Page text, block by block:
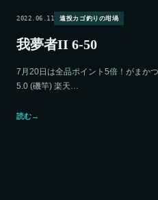
2022.06.11 遠投カゴ釣りの坩堝
我夢者II 6-50
7月20日は全品ポイント5倍！がまか
5.0 (磯竿) 楽天…
読む→